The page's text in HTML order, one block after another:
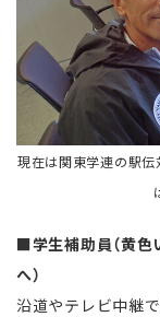
現在は関東学連の駅伝
■学生補助員（黄色
へ）
沿道やテレビ中継